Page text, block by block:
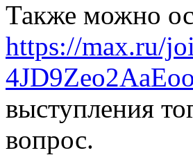
Также можно
https://max.ru/
выступления
вопрос.